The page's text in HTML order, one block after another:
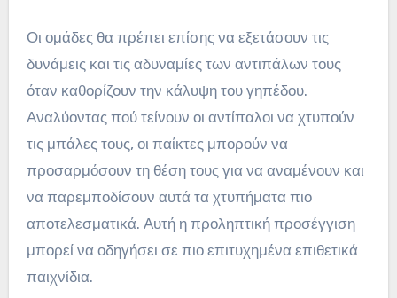
Οι ομάδες θα πρέπει επίσης να εξετάσουν τις
δυνάμεις και τις αδυναμίες των αντιπάλων τους
όταν καθορίζουν την κάλυψη του γηπέδου.
Αναλύοντας πού τείνουν οι αντίπαλοι να χτυπούν
τις μπάλες τους, οι παίκτες μπορούν να
προσαρμόσουν τη θέση τους για να αναμένουν και
να παρεμποδίσουν αυτά τα χτυπήματα πιο
αποτελεσματικά. Αυτή η προληπτική προσέγγιση
μπορεί να οδηγήσει σε πιο επιτυχημένα επιθετικά
παιχνίδια.